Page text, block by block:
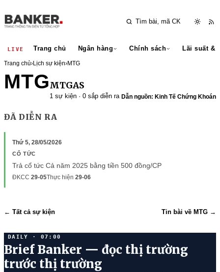
LIVE Trang chủ Ngân hàng Chính sách Lãi suất &
Trang chủ›Lịch sự kiện›MTG
MTGMTGAS
1 sự kiện · 0 sắp diễn ra Dẫn nguồn: Kinh Tế Chứng Khoán
ĐÃ DIỄN RA
Thứ 5, 28/05/2026
CỔ TỨC
Trả cổ tức Cả năm 2025 bằng tiền 500 đồng/CP
ĐKCC 29-05Thực hiện 29-06
← Tất cả sự kiện Tin bài về MTG →
DAILY · 07:00
Brief Banker — đọc thị trường
trước thị trường